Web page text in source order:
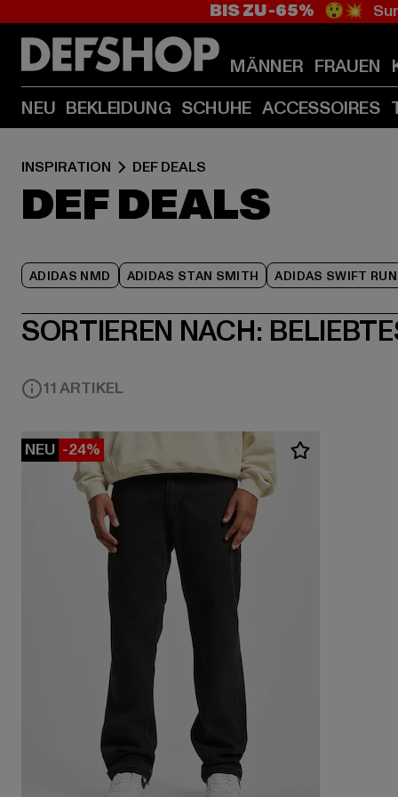
BIS ZU -65% 😲💥
MÄNNER FRAUEN
NEU BEKLEIDUNG SCHUHE ACCESSOIRES
INSPIRATION DEF DEALS
DEF DEALS
ADIDAS NMD ADIDAS STAN SMITH ADIDAS SWIFT RUN
SORTIEREN NACH:
11 ARTIKEL
NEU -24%